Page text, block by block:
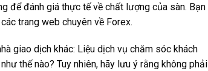
để đánh giá thực tế về chất lượng của sàn. Bạn
trang web chuyên về Forex.
giao dịch khác: Liệu dịch vụ chăm sóc khách
thế nào? Tuy nhiên, hãy lưu ý rằng không phải